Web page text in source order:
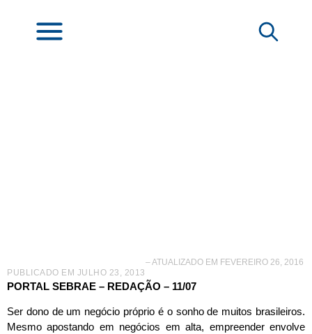
PUBLICADO EM JULHO 23, 2013
– ATUALIZADO EM FEVEREIRO 26, 2016
PORTAL SEBRAE – REDAÇÃO – 11/07
Ser dono de um negócio próprio é o sonho de muitos brasileiros.
Mesmo apostando em negócios em alta, empreender envolve